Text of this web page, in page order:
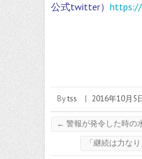
公式twitter）
Bytss | 2016年10月5
← 警報が発令した時の
「継続は力な